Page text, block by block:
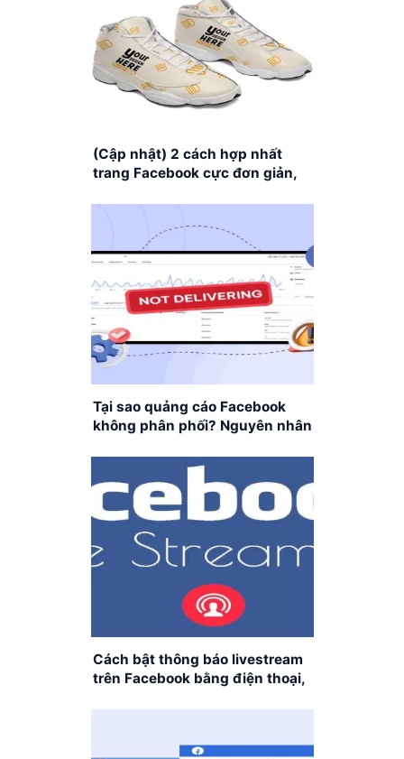
(Cập nhật) 2 cách hợp nhất
trang Facebook cực đơn giản,
Tại sao quảng cáo Facebook
không phân phối? Nguyên nhân
Cách bật thông báo livestream
trên Facebook bằng điện thoại,